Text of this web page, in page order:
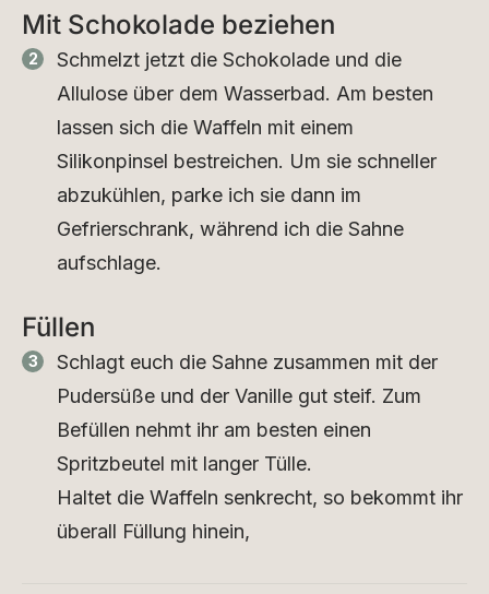
Mit Schokolade beziehen
Schmelzt jetzt die Schokolade und die
Allulose über dem Wasserbad. Am besten
lassen sich die Waffeln mit einem
Silikonpinsel bestreichen. Um sie schneller
abzukühlen, parke ich sie dann im
Gefrierschrank, während ich die Sahne
aufschlage.
Füllen
Schlagt euch die Sahne zusammen mit der
Pudersüße und der Vanille gut steif. Zum
Befüllen nehmt ihr am besten einen
Spritzbeutel mit langer Tülle.
Haltet die Waffeln senkrecht, so bekommt ihr
überall Füllung hinein,